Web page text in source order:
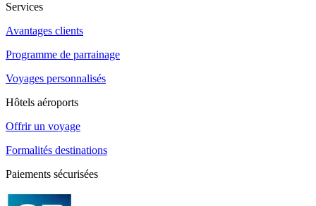
Services
Avantages clients
Programme de parrainage
Voyages personnalisés
Hôtels aéroports
Offrir un voyage
Formalités destinations
Paiements sécurisées